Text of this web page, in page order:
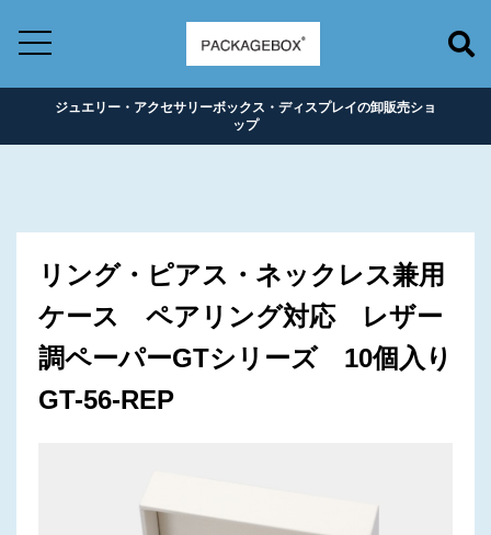
ジュエリー・アクセサリーボックス・ディスプレイの卸販売ショ
ップ
リング・ピアス・ネックレス兼用
ケース ペアリング対応 レザー
調ペーパーGTシリーズ 10個入り
GT-56-REP